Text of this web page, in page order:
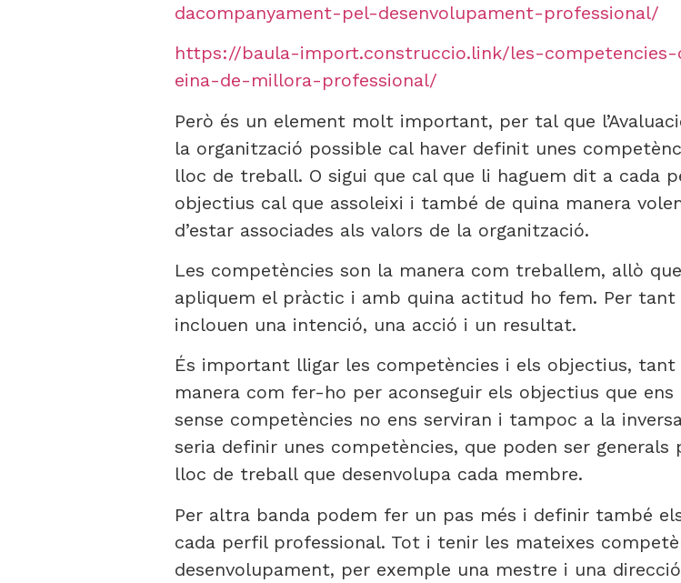
dacompanyament-pel-desenvolupament-professional/
https://baula-import.construccio.link/les-
eina-de-millora-professional/
Però és un element molt important, per tal que
la organització possible cal haver definit unes
lloc de treball. O sigui que cal que li haguem dit a cada
objectius cal que assoleixi i també de quina manera
d’estar associades als valors de la organització.
Les competències son la manera com treballem, allò
apliquem el pràctic i amb quina actitud ho fem. Per
inclouen una intenció, una acció i un resultat.
És important lligar les competències i els objectius,
manera com fer-ho per aconseguir els objectius que
sense competències no ens serviran i tampoc a la
seria definir unes competències, que poden ser generals
lloc de treball que desenvolupa cada membre.
Per altra banda podem fer un pas més i definir també
cada perfil professional. Tot i tenir les mateixes
desenvolupament, per exemple una mestre i una